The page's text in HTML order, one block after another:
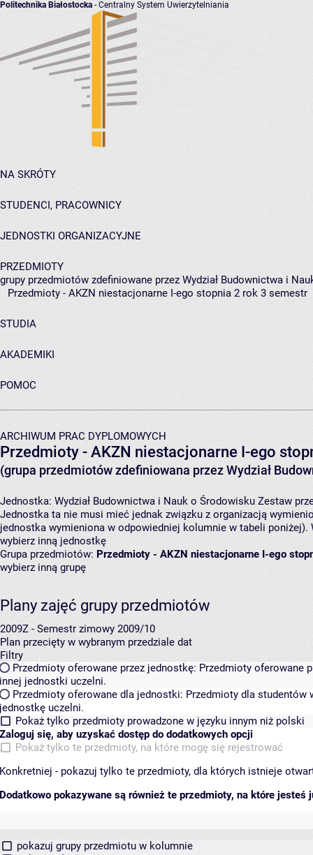
Politechnika Białostocka - Centralny System Uwierzytelniania
NA SKRÓTY
STUDENCI, PRACOWNICY
JEDNOSTKI ORGANIZACYJNE
PRZEDMIOTY
grupy przedmiotów zdefiniowane przez Wydział Budownictwa i
Przedmioty - AKZN niestacjonarne I-ego stopnia 2 rok 3 semestr
STUDIA
AKADEMIKI
POMOC
ARCHIWUM PRAC DYPLOMOWYCH
Przedmioty - AKZN niestacjonarne I-ego
(grupa przedmiotów zdefiniowana przez Wydział
Jednostka: Wydział Budownictwa i Nauk o Środowisku Zestaw
Jednostka ta nie musi mieć jednak związku z organizacją
jednostka wymieniona w odpowiedniej kolumnie w tabeli
wybierz inną jednostkę
Grupa przedmiotów: Przedmioty - AKZN niestacjonarne I-ego
wybierz inną grupę
Plany zajęć grupy przedmiotów
2009Z - Semestr zimowy 2009/10
Plan przecięty w wybranym przedziale dat
Filtry
Przedmioty oferowane przez jednostkę: Przedmioty oferowane
innej jednostki uczelni.
Przedmioty oferowane dla jednostki: Przedmioty dla studentów
jednostkę uczelni.
Pokaż tylko przedmioty prowadzone w języku innym niż polski
Zaloguj się, aby uzyskać dostęp do dodatkowych opcji
Pokaż tylko te przedmioty, na które mogę się rejestrować
Konkretniej - pokazuj tylko te przedmioty, dla których istnieje
Dodatkowo pokazywane są również te przedmioty, na które jesteś
pokazuj grupy przedmiotu w kolumnie